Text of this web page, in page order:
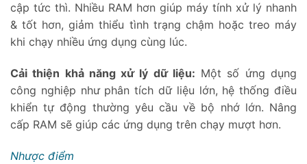
cập tức thì. Nhiều RAM hơn giúp máy tính xử lý nhanh
& tốt hơn, giảm thiểu tình trạng chậm hoặc treo máy
khi chạy nhiều ứng dụng cùng lúc.
Cải thiện khả năng xử lý dữ liệu: Một số ứng dụng
công nghiệp như phân tích dữ liệu lớn, hệ thống điều
khiển tự động thường yêu cầu về bộ nhớ lớn. Nâng
cấp RAM sẽ giúp các ứng dụng trên chạy mượt hơn.
Nhược điểm